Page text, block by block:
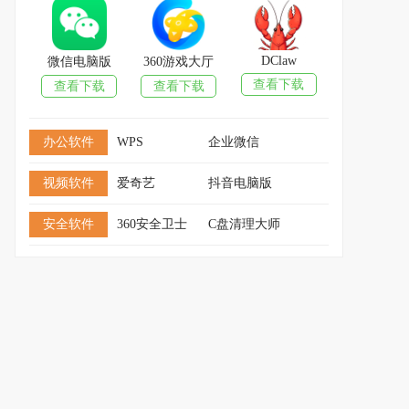
微信电脑版
查看下载
360游戏大厅
查看下载
DClaw
查看下载
办公软件 WPS 企业微信
视频软件 爱奇艺 抖音电脑版
安全软件 360安全卫士 C盘清理大师